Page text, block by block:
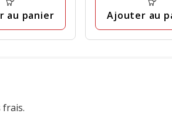
au panier Ajouter au
frais.